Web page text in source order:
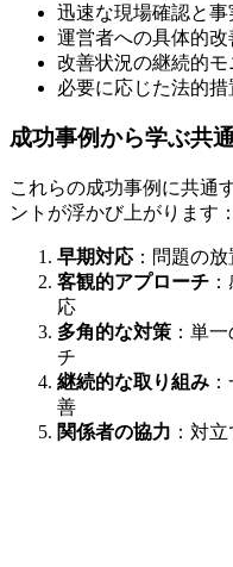
迅速な現場確認と事
運営者への具体的改
改善状況の継続的
必要に応じた法的
成功事例から学ぶ共
これらの成功事例に共通
ントが浮かび上がります：
早期対応 ：問題の
客観的アプローチ
応
多角的な対策 ：単
チ
継続的な取り組み
善
関係者の協力 ：対